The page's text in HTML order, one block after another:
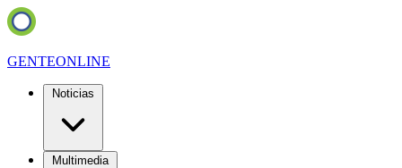
GENTEONLINE
Noticias
Multimedia